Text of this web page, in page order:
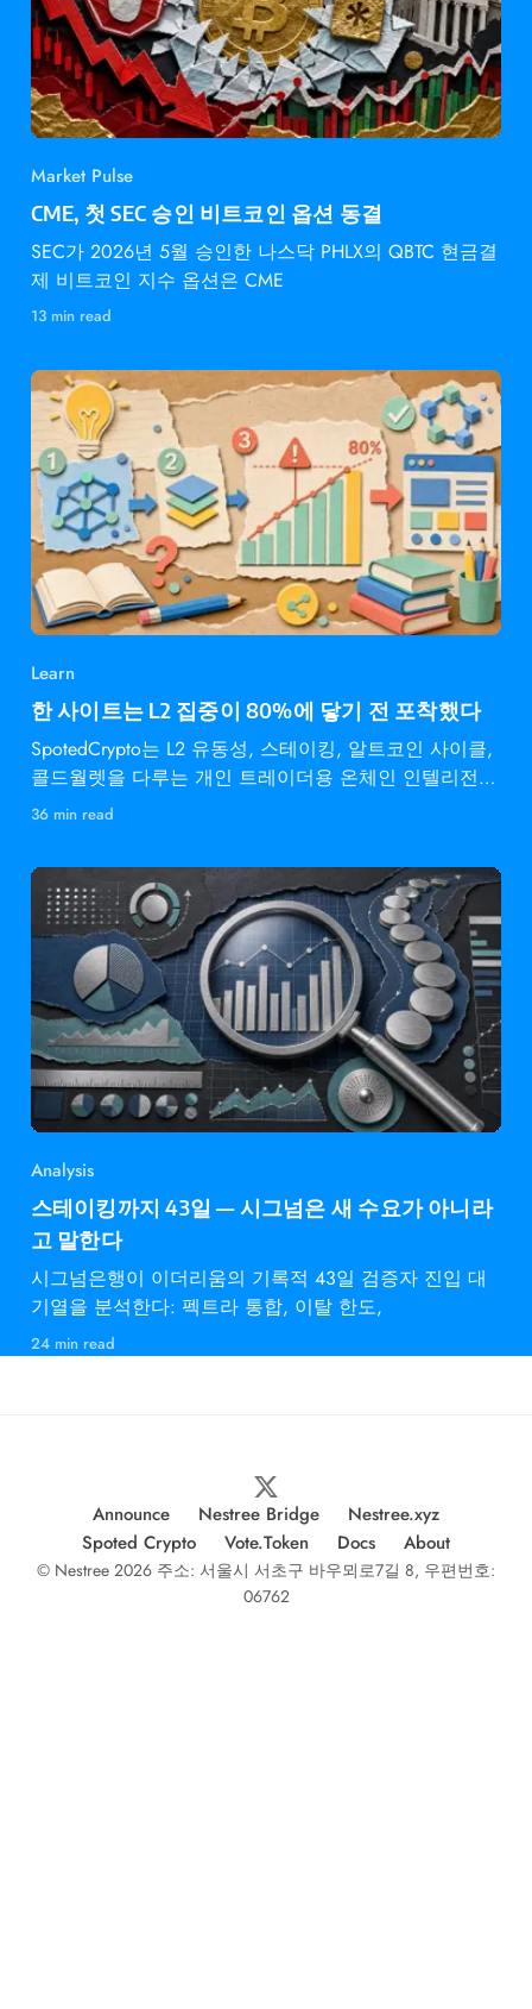
Market Pulse
CME, 첫 SEC 승인 비트코인 옵션 동결
SEC가 2026년 5월 승인한 나스닥 PHLX의 QBTC 현금결
제 비트코인 지수 옵션은 CME
13 min read
Learn
한 사이트는 L2 집중이 80%에 닿기 전 포착했다
SpotedCrypto는 L2 유동성, 스테이킹, 알트코인 사이클,
콜드월렛을 다루는 개인 트레이더용 온체인 인텔리전스
다.
36 min read
Analysis
스테이킹까지 43일 — 시그넘은 새 수요가 아니라
고 말한다
시그넘은행이 이더리움의 기록적 43일 검증자 진입 대
기열을 분석한다: 펙트라 통합, 이탈 한도,
24 min read
Announce Nestree Bridge
Nestree.xyz
Spoted Crypto
Vote.Token Docs About
© Nestree 2026 주소: 서울시 서초구 바우뫼로7길 8, 우편번호:
06762